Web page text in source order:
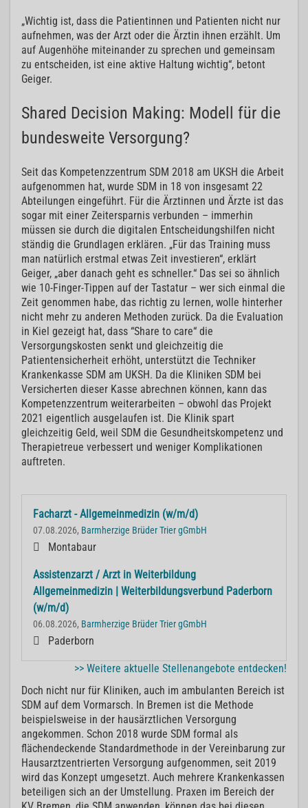
„Wichtig ist, dass die Patientinnen und Patienten nicht nur
aufnehmen, was der Arzt oder die Ärztin ihnen erzählt. Um
auf Augenhöhe miteinander zu sprechen und gemeinsam
zu entscheiden, ist eine aktive Haltung wichtig“, betont
Geiger.
Shared Decision Making: Modell für die
bundesweite Versorgung?
Seit das Kompetenzzentrum SDM 2018 am UKSH die Arbeit
aufgenommen hat, wurde SDM in 18 von insgesamt 22
Abteilungen eingeführt. Für die Ärztinnen und Ärzte ist das
sogar mit einer Zeitersparnis verbunden – immerhin
müssen sie durch die digitalen Entscheidungshilfen nicht
ständig die Grundlagen erklären. „Für das Training muss
man natürlich erstmal etwas Zeit investieren“, erklärt
Geiger, „aber danach geht es schneller.“ Das sei so ähnlich
wie 10-Finger-Tippen auf der Tastatur – wer sich einmal die
Zeit genommen habe, das richtig zu lernen, wolle hinterher
nicht mehr zu anderen Methoden zurück. Da die Evaluation
in Kiel gezeigt hat, dass “Share to care“ die
Versorgungskosten senkt und gleichzeitig die
Patientensicherheit erhöht, unterstützt die Techniker
Krankenkasse SDM am UKSH. Da die Kliniken SDM bei
Versicherten dieser Kasse abrechnen können, kann das
Kompetenzzentrum weiterarbeiten – obwohl das Projekt
2021 eigentlich ausgelaufen ist. Die Klinik spart
gleichzeitig Geld, weil SDM die Gesundheitskompetenz und
Therapietreue verbessert und weniger Komplikationen
auftreten.
Facharzt - Allgemeinmedizin (w/m/d)
07.08.2026, Barmherzige Brüder Trier gGmbH
Montabaur
Assistenzarzt / Arzt in Weiterbildung
Allgemeinmedizin | Weiterbildungsverbund Paderborn
(w/m/d)
06.08.2026, Barmherzige Brüder Trier gGmbH
Paderborn
>> Weitere aktuelle Stellenangebote entdecken!
Doch nicht nur für Kliniken, auch im ambulanten Bereich ist
SDM auf dem Vormarsch. In Bremen ist die Methode
beispielsweise in der hausärztlichen Versorgung
angekommen. Schon 2018 wurde SDM formal als
flächendeckende Standardmethode in der Vereinbarung zur
Hausarztzentrierten Versorgung aufgenommen, seit 2019
wird das Konzept umgesetzt. Auch mehrere Krankenkassen
beteiligen sich an der Umstellung. Praxen im Bereich der